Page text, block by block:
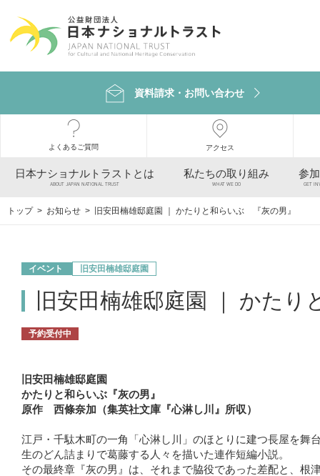
資料請求・お問い合わせ
よくあるご質問 アクセス
日本ナショナルトラストとは
ABOUT JAPAN NATIONAL TRUST
私たちの取り組み
WHAT WE DO
参
GET
トップ > お知らせ > 旧安田楠雄邸庭園 ｜ かたりと和らいぶ 『灰の男』
イベント 旧安田楠雄邸庭園
旧安田楠雄邸庭園 ｜ かた
予約受付中
旧安田楠雄邸庭園
かたりと和らいぶ『灰の男』
原作 西條奈加（集英社文庫『心淋し川』所収）
江戸・千駄木町の一角「心淋し川」のほとりに建つ長屋を舞
生のどん詰まりで葛藤する人々を描いた連作短編小説。
その最終章『灰の男』は、それまで脇役であった差配と、根